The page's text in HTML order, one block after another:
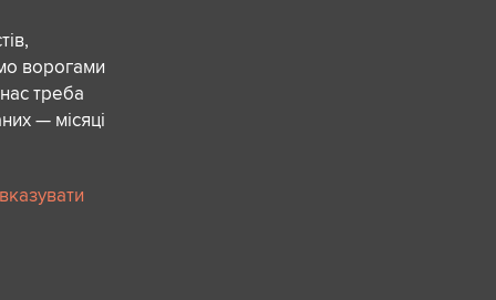
ворогами
треба
— місяці